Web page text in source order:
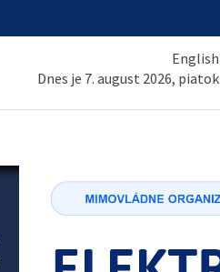
English
Dnes je 7. august 2026, piatok